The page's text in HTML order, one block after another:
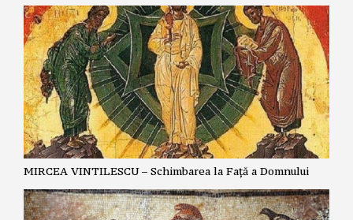
MIRCEA VINTILESCU – Schimbarea la Față a Domnului